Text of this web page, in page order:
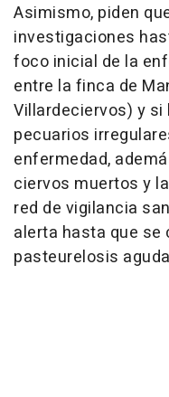
Asimismo, piden
investigaciones
foco inicial de la
entre la finca de
Villardeciervos) y
pecuarios
enfermedad,
ciervos muertos y
red de vigilancia
alerta hasta que se
pasteurelosis